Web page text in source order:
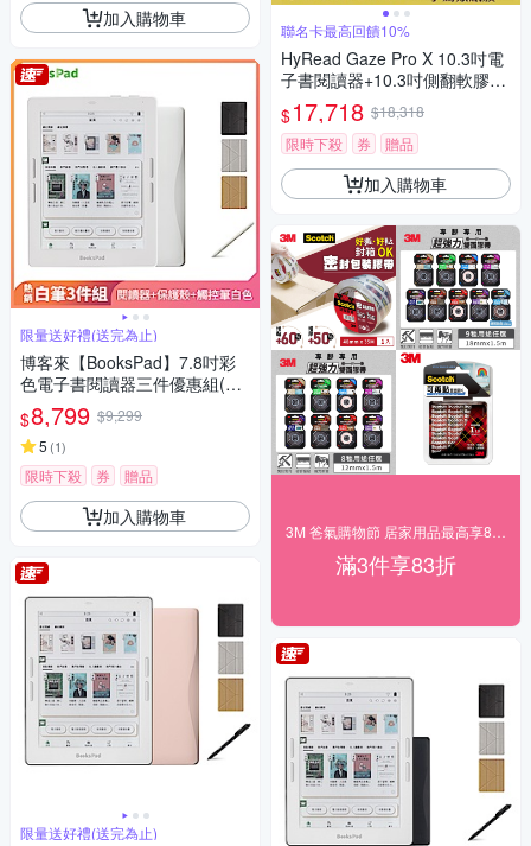
加入購物車
限量送好禮(送完為止)
博客來【BooksPad】7.8吋彩
色電子書閱讀器三件優惠組(白
色主機+白筆+殼)
$8,799 $9,299
5 (1)
限時下殺 券 贈品
加入購物車
限量送好禮(送完為止)
聯名卡最高回饋10%
HyRead Gaze Pro X 10.3吋電
子書閱讀器+10.3吋側翻軟膠殼
+手寫類紙膜 (組合)
$17,718 $18,318
限時下殺
券 贈品
加入購物車
滿3件享83折